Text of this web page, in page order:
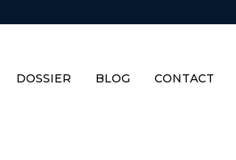
DOSSIER BLOG CONTACT